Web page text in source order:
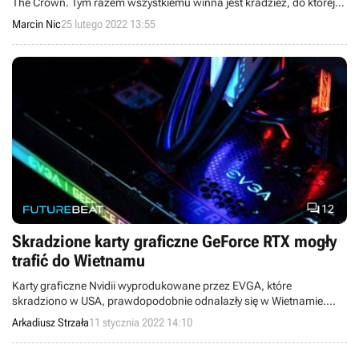
doszło na planie serialu.
Marcin Nic25 lutego 2022 13:55
12
Skradzione karty graficzne GeForce RTX mogły
trafić do Wietnamu
Karty graficzne Nvidii wyprodukowane przez EVGA, które
skradziono w USA, prawdopodobnie odnalazły się w Wietnamie.
Jeden z tamtejszych sklepów sprzedaje GPU z miesięczną
gwarancją.
Arkadiusz Strzała11 stycznia 2022 14:10